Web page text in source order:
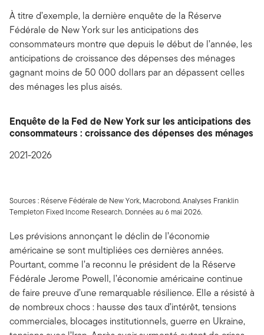
À titre d’exemple, la dernière enquête de la Réserve
Fédérale de New York sur les anticipations des
consommateurs montre que depuis le début de l’année, les
anticipations de croissance des dépenses des ménages
gagnant moins de 50 000 dollars par an dépassent celles
des ménages les plus aisés.
Enquête de la Fed de New York sur les anticipations des
consommateurs : croissance des dépenses des ménages
2021-2026
Sources : Réserve Fédérale de New York, Macrobond. Analyses Franklin
Templeton Fixed Income Research. Données au 6 mai 2026.
Les prévisions annonçant le déclin de l’économie
américaine se sont multipliées ces dernières années.
Pourtant, comme l’a reconnu le président de la Réserve
Fédérale Jerome Powell, l’économie américaine continue
de faire preuve d’une remarquable résilience. Elle a résisté à
de nombreux chocs : hausse des taux d’intérêt, tensions
commerciales, blocages institutionnels, guerre en Ukraine,